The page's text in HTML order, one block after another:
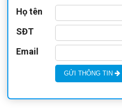
Họ tên
SĐT
Email
GỬI THÔNG TIN